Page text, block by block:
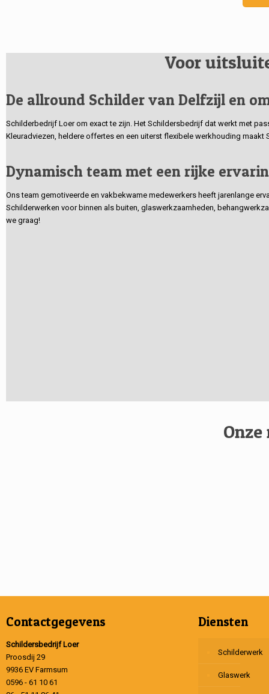
Voor
De allround Schilder van Delfzijl en
Schilderbedrijf Loer om exact te zijn. Het Schildersbedrijf dat werkt met
Kleuradviezen, heldere offertes en een uiterst flexibele werkhouding
Dynamisch team met een rijke
Ons team gemotiveerde en vakbekwame medewerkers heeft jarenlange
Schilderwerken voor binnen als buiten, glaswerkzaamheden,
we graag!
Contactgegevens
Schildersbedrijf Loer
Proosdij 29
9936 EV Farmsum
0596 - 61 10 61
Diensten
Schilderwerk
Glaswerk